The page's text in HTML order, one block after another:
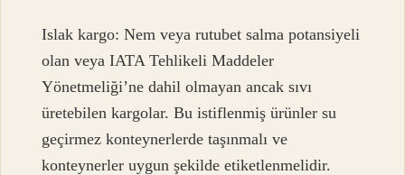
Islak kargo: Nem veya rutubet salma potansiyeli
olan veya IATA Tehlikeli Maddeler
Yönetmeliği’ne dahil olmayan ancak sıvı
üretebilen kargolar. Bu istiflenmiş ürünler su
geçirmez konteynerlerde taşınmalı ve
konteynerler uygun şekilde etiketlenmelidir.